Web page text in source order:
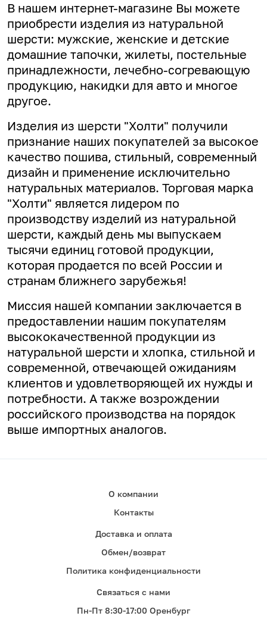
В нашем интернет-магазине Вы можете
приобрести изделия из натуральной
шерсти: мужские, женские и детские
домашние тапочки, жилеты, постельные
принадлежности, лечебно-согревающую
продукцию, накидки для авто и многое
другое.
Изделия из шерсти "Холти" получили
признание наших покупателей за высокое
качество пошива, стильный, современный
дизайн и применение исключительно
натуральных материалов. Торговая марка
"Холти" является лидером по
производству изделий из натуральной
шерсти, каждый день мы выпускаем
тысячи единиц готовой продукции,
которая продается по всей России и
странам ближнего зарубежья!
Миссия нашей компании заключается в
предоставлении нашим покупателям
высококачественной продукции из
натуральной шерсти и хлопка, стильной и
современной, отвечающей ожиданиям
клиентов и удовлетворяющей их нужды и
потребности. А также возрождении
российского производства на порядок
выше импортных аналогов.
О компании
Контакты
Доставка и оплата
Обмен/возврат
Политика конфиденциальности
Связаться с нами
Пн-Пт 8:30-17:00 Оренбург